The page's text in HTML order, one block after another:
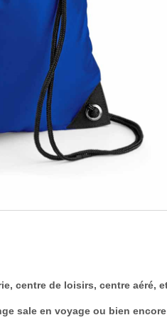
centre de loisirs, centre aéré,
sale en voyage ou bien